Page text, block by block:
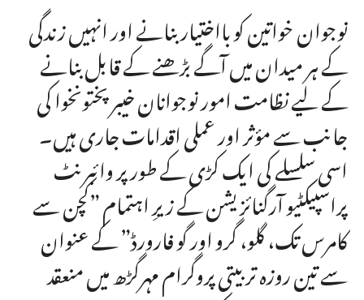
نوجوان خواتین کو بااختیار بنانے اور انہیں زندگی
کے ہر میدان میں آگے بڑھنے کے قابل بنانے
کے لیے نظامت امور نوجوانان خیبرپختونخوا کی
جانب سے مؤثر اور عملی اقدامات جاری ہیں۔
اسی سلسلے کی ایک کڑی کے طور پر وائبرنٹ
پراسپیکٹیو آرگنائزیشن کے زیرِ اہتمام ”کچن سے
کامرس تک، گلو، گرو اور گو فارورڈ” کے عنوان
سے تین روزہ تربیتی پروگرام مہرگڑھ میں منعقد